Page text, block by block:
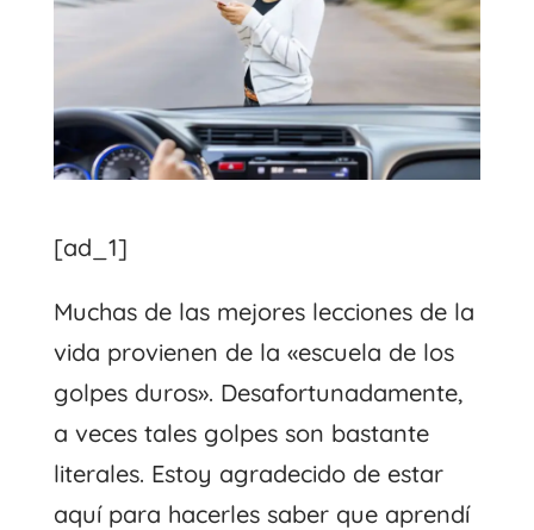
[ad_1]
Muchas de las mejores lecciones de la
vida provienen de la «escuela de los
golpes duros». Desafortunadamente,
a veces tales golpes son bastante
literales. Estoy agradecido de estar
aquí para hacerles saber que aprendí